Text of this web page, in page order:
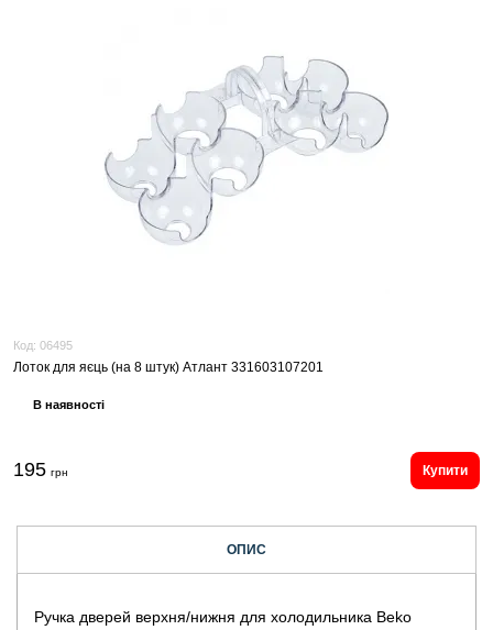
Код: 06495
Лоток для яєць (на 8 штук) Атлант 331603107201
В наявності
195 грн Купити
ОПИС
Ручка дверей верхня/нижня для холодильника Beko